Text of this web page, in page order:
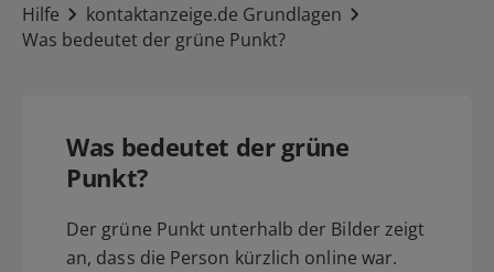
Hilfe
kontaktanzeige.de Grundlagen
Was bedeutet der grüne Punkt?
Was bedeutet der grüne
Punkt?
Der grüne Punkt unterhalb der Bilder zeigt
an, dass die Person kürzlich online war.